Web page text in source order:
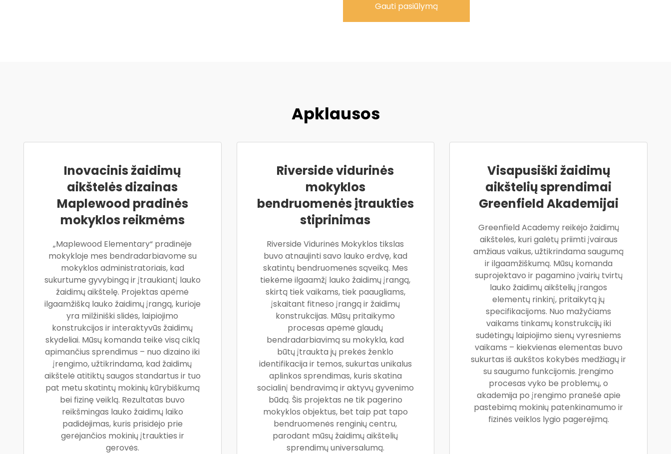
Gauti pasiūlymą
Apklausos
Inovacinis žaidimų
aikštelės dizainas
Maplewood pradinės
mokyklos reikmėms
„Maplewood Elementary“ pradinėje
mokykloje mes bendradarbiavome su
mokyklos administratoriais, kad
sukurtume gyvybingą ir įtraukiantį lauko
žaidimų aikštelę. Projektas apėmė
ilgaamžišką lauko žaidimų įrangą, kurioje
yra milžiniški slidės, laipiojimo
konstrukcijos ir interaktyvūs žaidimų
skydeliai. Mūsų komanda teikė visą ciklą
apimančius sprendimus – nuo dizaino iki
įrengimo, užtikrindama, kad žaidimų
aikštelė atitiktų saugos standartus ir tuo
pat metu skatintų mokinių kūrybiškumą
bei fizinę veiklą. Rezultatas buvo
reikšmingas lauko žaidimų laiko
padidėjimas, kuris prisidėjo prie
gerėjančios mokinių įtraukties ir
gerovės.
Riverside vidurinės
mokyklos
bendruomenės įtraukties
stiprinimas
Riverside Vidurinės Mokyklos tikslas
buvo atnaujinti savo lauko erdvę, kad
skatintų bendruomenės sąveiką. Mes
tiekėme ilgaamžį lauko žaidimų įrangą,
skirtą tiek vaikams, tiek paaugliams,
įskaitant fitneso įrangą ir žaidimų
konstrukcijas. Mūsų pritaikymo
procesas apėmė glaudų
bendradarbiavimą su mokykla, kad
būtų įtraukta jų prekės ženklo
identifikacija ir temos, sukurtas unikalus
aplinkos sprendimas, kuris skatina
socialinį bendravimą ir aktyvų gyvenimo
būdą. Šis projektas ne tik pagerino
mokyklos objektus, bet taip pat tapo
bendruomenės renginių centru,
parodant mūsų žaidimų aikštelių
sprendimų universalumą.
Visapusiški žaidimų
aikštelių sprendimai
Greenfield Akademijai
Greenfield Academy reikėjo žaidimų
aikštelės, kuri galėtų priimti įvairaus
amžiaus vaikus, užtikrindama saugumą
ir ilgaamžiškumą. Mūsų komanda
suprojektavo ir pagamino įvairių tvirtų
lauko žaidimų aikštelių įrangos
elementų rinkinį, pritaikytą jų
specifikacijoms. Nuo mažyčiams
vaikams tinkamų konstrukcijų iki
sudėtingų laipiojimo sienų vyresniems
vaikams – kiekvienas elementas buvo
sukurtas iš aukštos kokybės medžiagų ir
su saugumo funkcijomis. Įrengimo
procesas vyko be problemų, o
akademija po įrengimo pranešė apie
pastebimą mokinių patenkinamumo ir
fizinės veiklos lygio pagerėjimą.